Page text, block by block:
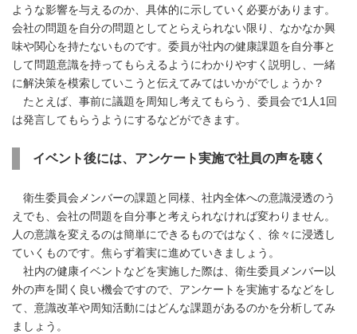
ような影響を与えるのか、具体的に示していく必要があります。
会社の問題を自分の問題としてとらえられない限り、なかなか興
味や関心を持たないものです。委員が社内の健康課題を自分事と
して問題意識を持ってもらえるようにわかりやすく説明し、一緒
に解決策を模索していこうと伝えてみてはいかがでしょうか？
たとえば、事前に議題を周知し考えてもらう、委員会で1人1回
は発言してもらうようにするなどができます。
イベント後には、アンケート実施で社員の声を聴く
衛生委員会メンバーの課題と同様、社内全体への意識浸透のう
えでも、会社の問題を自分事と考えられなければ変わりません。
人の意識を変えるのは簡単にできるものではなく、徐々に浸透し
ていくものです。焦らず着実に進めていきましょう。
社内の健康イベントなどを実施した際は、衛生委員メンバー以
外の声を聞く良い機会ですので、アンケートを実施するなどをし
て、意識改革や周知活動にはどんな課題があるのかを分析してみ
ましょう。